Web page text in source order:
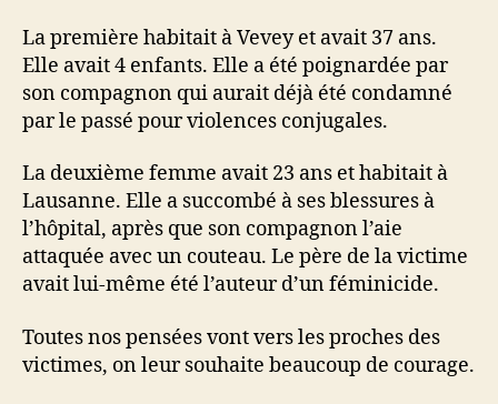
La première habitait à Vevey et avait 37 ans.
Elle avait 4 enfants. Elle a été poignardée par
son compagnon qui aurait déjà été condamné
par le passé pour violences conjugales.
La deuxième femme avait 23 ans et habitait à
Lausanne. Elle a succombé à ses blessures à
l’hôpital, après que son compagnon l’aie
attaquée avec un couteau. Le père de la victime
avait lui-même été l’auteur d’un féminicide.
Toutes nos pensées vont vers les proches des
victimes, on leur souhaite beaucoup de courage.